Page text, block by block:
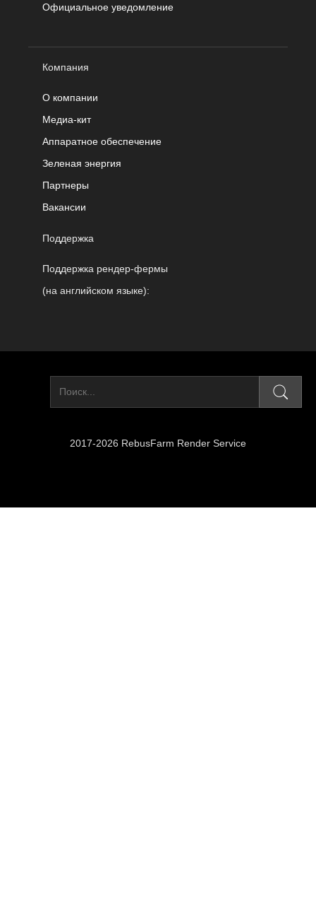
Официальное уведомление
Компания
О компании
Медиа-кит
Аппаратное обеспечение
Зеленая энергия
Партнеры
Вакансии
Поддержка
Поддержка рендер-фермы
(на английском языке):
2017-2026 RebusFarm Render Service